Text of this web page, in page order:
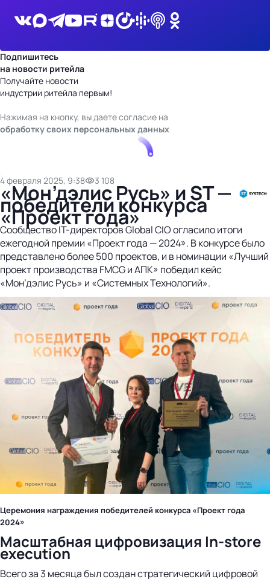
Подпишитесь
на новости ритейла
Получайте новости
индустрии ритейла первым!
Нажимая на кнопку, вы даете согласие на
обработку своих персональных данных
4 февраля 2025, 9:38 3 108
«Мон’дэлис Русь» и ST —
победители конкурса
«Проект года»
Сообщество IT-директоров Global CIO огласило итоги
ежегодной премии «Проект года — 2024». В конкурсе было
представлено более 500 проектов, и в номинации «Лучший
проект производства FMCG и АПК» победил кейс
«Мон’дэлис Русь» и «Системных Технологий».
Церемония награждения победителей конкурса «Проект года
2024»
Масштабная цифровизация In-store
execution
Всего за 3 месяца был создан стратегический цифровой